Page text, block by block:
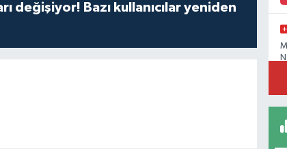
değişiyor! Bazı kullanıcılar yeniden